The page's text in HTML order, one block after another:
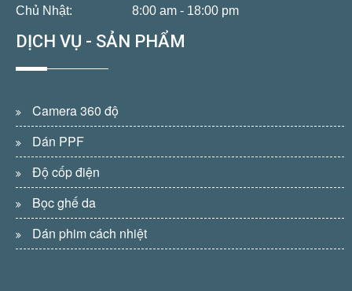
Chủ Nhật: 8:00 am - 18:00 pm
DỊCH VỤ - SẢN PHẨM
Camera 360 độ
Dán PPF
Độ cốp điện
Bọc ghế da
Dán phim cách nhiệt